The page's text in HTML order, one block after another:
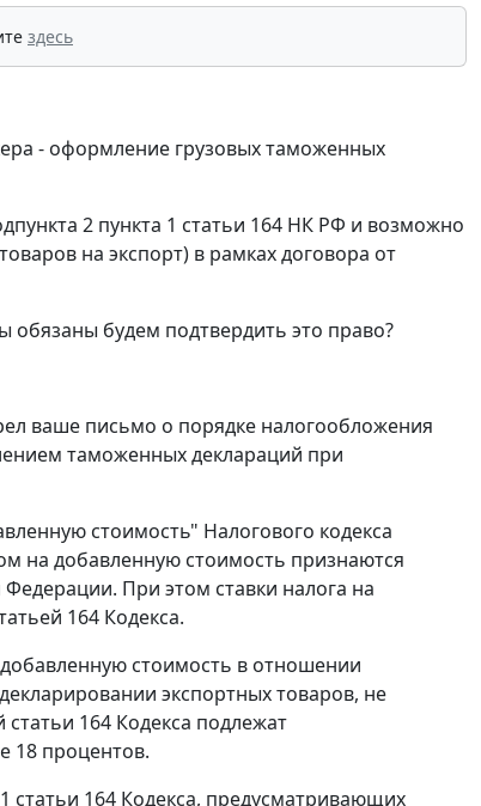
здесь
- оформление грузовых таможенных
2 пункта 1 статьи 164 НК РФ и возможно
на экспорт) в рамках договора от
будем подтвердить это право?
ваше письмо о порядке налогообложения
таможенных деклараций при
стоимость" Налогового кодекса
на добавленную стоимость признаются
При этом ставки налога на
164 Кодекса.
стоимость в отношении
экспортных товаров, не
164 Кодекса подлежат
18 процентов.
статьи 164 Кодекса, предусматривающих